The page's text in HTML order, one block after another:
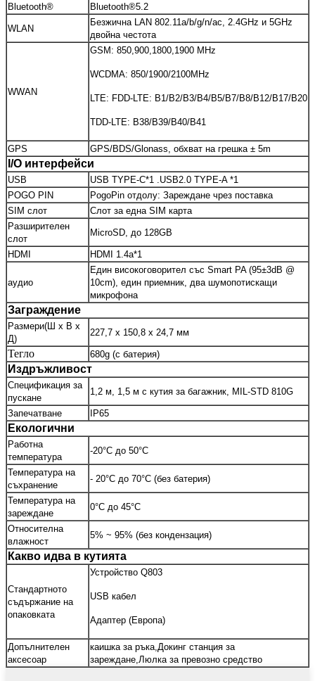
Bluetooth® Bluetooth®5.2
WLAN
Безжична LAN 802.11a/b/g/n/ac, 2.4GHz и 5GHz
двойна честота
WWAN
GSM: 850,900,1800,1900 MHz
WCDMA: 850/1900/2100MHz
LTE: FDD-LTE: B1/B2/B3/B4/B5/B7/B8/B12/B17/B20
TDD-LTE: B38/B39/B40/B41
GPS GPS/BDS/Glonass, обхват на грешка ± 5m
I/O интерфейси
USB
USB TYPE-C*1 .USB2.0 TYPE-A *1
POGO PIN
PogoPin отдолу: Зареждане чрез поставка
SIM слот
Слот за една SIM карта
Разширителен
слот
MicroSD, до 128GB
HDMI HDMI 1.4a*1
аудио
Един високоговорител със Smart PA (95±3dB @
10cm), един приемник, два шумопотискащи
микрофона
Заграждение
Размери(Ш x В x
Д)
227,7 x 150,8 x 24,7 мм
Тегло 680g (с батерия)
Издръжливост
Спецификация за
пускане
1,2 м, 1,5 м с кутия за багажник, MIL-STD 810G
Запечатване IP65
Екологични
Работна
температура
-20°C до 50°C
Температура на
съхранение
- 20°C до 70°C (без батерия)
Температура на
зареждане
0°C до 45°C
Относителна
влажност
5% ~ 95% (без кондензация)
Какво идва в кутията
Стандартното
съдържание на
опаковката
Устройство Q803
USB кабел
Адаптер (Европа)
Допълнителен
аксесоар
каишка за ръка, Докинг станция за
зареждане, Люлка за превозно средство